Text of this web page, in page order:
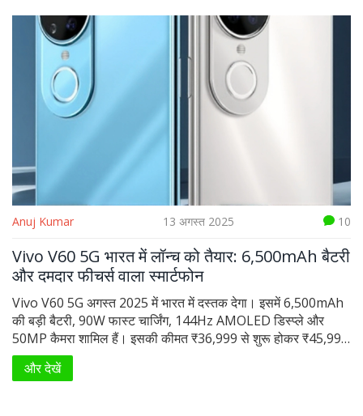
Anuj Kumar 13 अगस्त 2025 10
Vivo V60 5G भारत में लॉन्च को तैयार: 6,500mAh बैटरी
और दमदार फीचर्स वाला स्मार्टफोन
Vivo V60 5G अगस्त 2025 में भारत में दस्तक देगा। इसमें 6,500mAh
की बड़ी बैटरी, 90W फास्ट चार्जिंग, 144Hz AMOLED डिस्प्ले और
50MP कैमरा शामिल हैं। इसकी कीमत ₹36,999 से शुरू होकर ₹45,999
तक जाती है, स्टोरेज ऑप्शन और रैम वेरिएंट्स कैटर किए गए हैं। यह
स्मार्टफोन 5G और लेटेस्ट फीचर्स के साथ मिड-हाई रेंज के सेगमेंट में उतरने
और देखें